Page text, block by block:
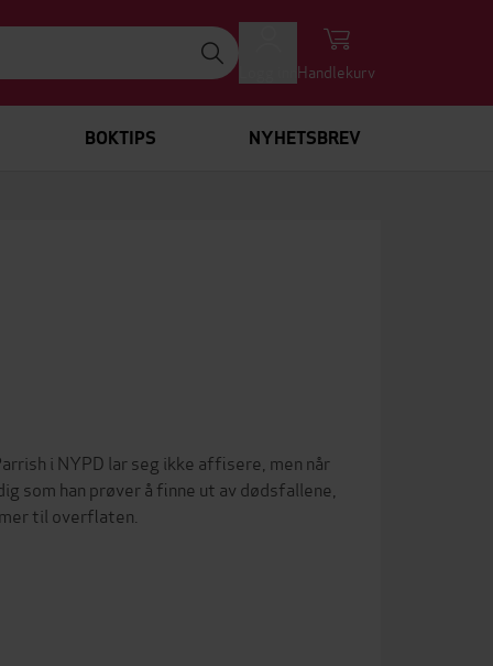
Handlekurv
BOKTIPS NYHETSBREV
i NYPD lar seg ikke affisere, men når
som han prøver å finne ut av dødsfallene,
til overflaten.